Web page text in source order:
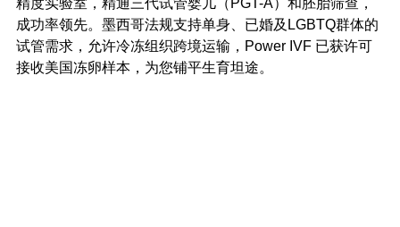
精度实验室，精通三代试管婴儿（PGT-A）和胚胎筛查，
成功率领先。墨西哥法规支持单身、已婚及LGBTQ群体的
试管需求，允许冷冻组织跨境运输，Power IVF 已获许可
接收美国冻卵样本，为您铺平生育坦途。